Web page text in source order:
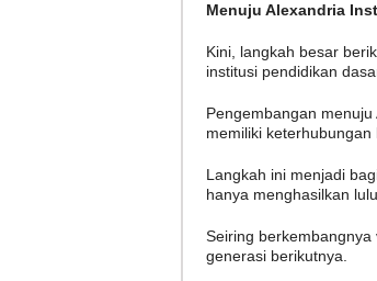
Menuju Alexandria
Kini, langkah besar
institusi pendidikan
Pengembangan
memiliki
Langkah ini menjadi
hanya menghasilkan
Seiring
generasi berikutnya.